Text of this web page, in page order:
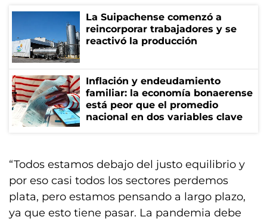
La Suipachense comenzó a
reincorporar trabajadores y se
reactivó la producción
Inflación y endeudamiento
familiar: la economía bonaerense
está peor que el promedio
nacional en dos variables clave
“Todos estamos debajo del justo equilibrio y
por eso casi todos los sectores perdemos
plata, pero estamos pensando a largo plazo,
ya que esto tiene pasar. La pandemia debe